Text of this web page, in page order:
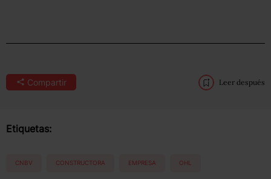
Compartir Leer después
Etiquetas:
CNBV CONSTRUCTORA EMPRESA OHL